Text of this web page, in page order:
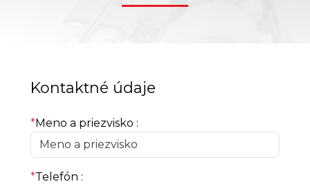
Kontaktné údaje
*Meno a priezvisko :
*Telefón :